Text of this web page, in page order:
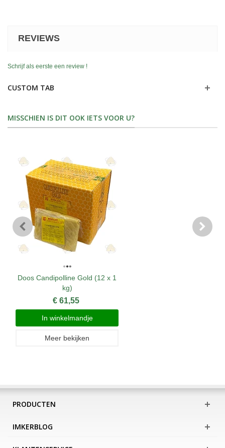
REVIEWS
Schrijf als eerste een review !
CUSTOM TAB
MISSCHIEN IS DIT OOK IETS VOOR U?
Doos Candipolline Gold (12 x 1
kg)
€ 61,55
In winkelmandje
Meer bekijken
PRODUCTEN
IMKERBLOG